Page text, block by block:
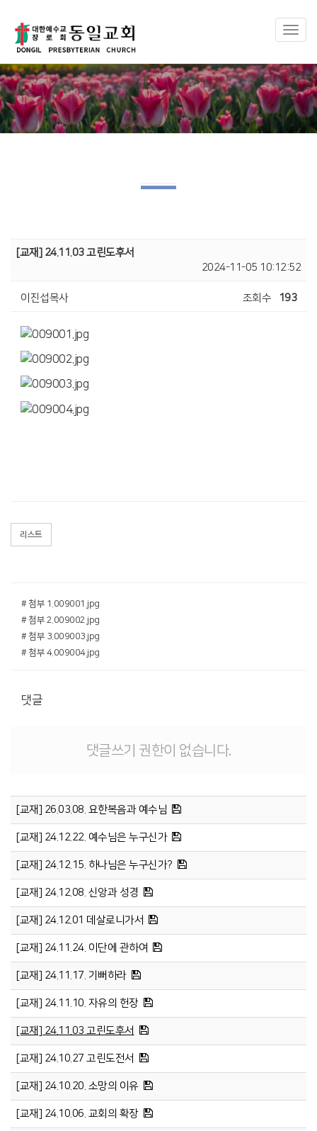
Toggle
[교재] 24.11.03 고린도후서
2024-11-05 10:12:52
이진섭목사 조회수 193
리스트
# 첨부 1.009001.jpg
# 첨부 2.009002.jpg
# 첨부 3.009003.jpg
# 첨부 4.009004.jpg
댓글
댓글쓰기 권한이 없습니다.
[교재] 26.03.08. 요한복음과 예수님
[교재] 24.12.22. 예수님은 누구신가
[교재] 24.12.15. 하나님은 누구신가?
[교재] 24.12.08. 신앙과 성경
[교재] 24.12.01 데살로니가서
[교재] 24.11.24. 이단에 관하여
[교재] 24.11.17. 기뻐하라
[교재] 24.11.10. 자유의 헌장
[교재] 24.11.03 고린도후서
[교재] 24.10.27 고린도전서
[교재] 24.10.20. 소망의 이유
[교재] 24.10.06. 교회의 확장